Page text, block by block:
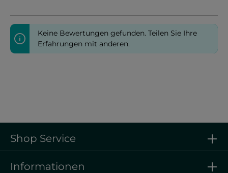
Keine Bewertungen gefunden. Teilen Sie Ihre
Erfahrungen mit anderen.
Shop Service
Informationen